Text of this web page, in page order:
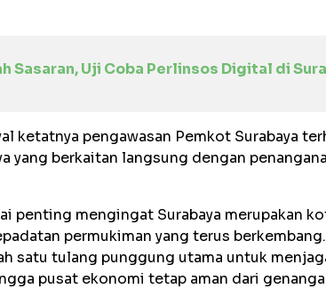
Sasaran, Uji Coba Perlinsos Digital di
ketatnya pengawasan Pemkot Surabaya
yang berkaitan langsung dengan
penting mengingat Surabaya merupakan
permukiman yang terus
satu tulang punggung utama untuk
pusat ekonomi tetap aman dari